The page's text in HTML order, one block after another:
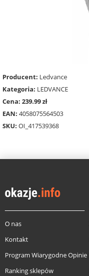
Producent: Ledvance
Kategoria: LEDVANCE
Cena: 239.99 zł
EAN: 4058075564503
SKU: OI_417539368
O nas
Kontakt
Program Wiarygodne Opinie
Ranking sklepów